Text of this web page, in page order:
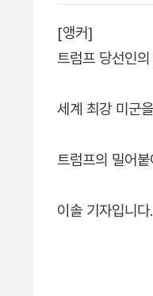
[앵커]
트럼프 당선인
세계 최강 미군
트럼프의 밀어
이솔 기자입니다.